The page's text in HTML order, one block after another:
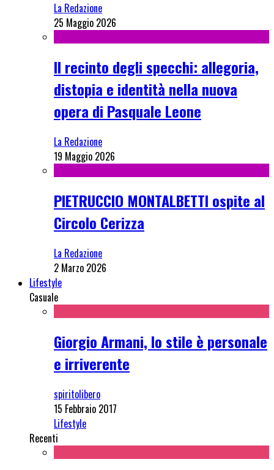
La Redazione
25 Maggio 2026
Il recinto degli specchi: allegoria,
distopia e identità nella nuova
opera di Pasquale Leone
La Redazione
19 Maggio 2026
PIETRUCCIO MONTALBETTI ospite al
Circolo Cerizza
La Redazione
2 Marzo 2026
Lifestyle
Casuale
Giorgio Armani, lo stile è personale
e irriverente
spiritolibero
15 Febbraio 2017
Lifestyle
Recenti